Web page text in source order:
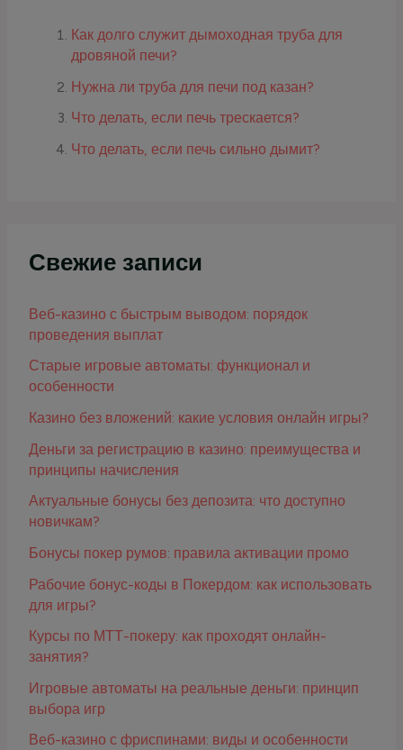
Как долго служит дымоходная труба для
дровяной печи?
Нужна ли труба для печи под казан?
Что делать, если печь трескается?
Что делать, если печь сильно дымит?
Свежие записи
Веб-казино с быстрым выводом: порядок
проведения выплат
Старые игровые автоматы: функционал и
особенности
Казино без вложений: какие условия онлайн игры?
Деньги за регистрацию в казино: преимущества и
принципы начисления
Актуальные бонусы без депозита: что доступно
новичкам?
Бонусы покер румов: правила активации промо
Рабочие бонус-коды в Покердом: как использовать
для игры?
Курсы по МТТ-покеру: как проходят онлайн-
занятия?
Игровые автоматы на реальные деньги: принцип
выбора игр
Веб-казино с фриспинами: виды и особенности